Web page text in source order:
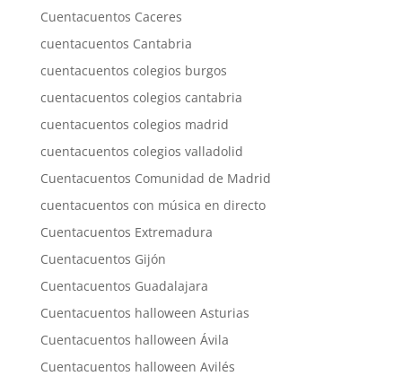
Cuentacuentos Caceres
cuentacuentos Cantabria
cuentacuentos colegios burgos
cuentacuentos colegios cantabria
cuentacuentos colegios madrid
cuentacuentos colegios valladolid
Cuentacuentos Comunidad de Madrid
cuentacuentos con música en directo
Cuentacuentos Extremadura
Cuentacuentos Gijón
Cuentacuentos Guadalajara
Cuentacuentos halloween Asturias
Cuentacuentos halloween Ávila
Cuentacuentos halloween Avilés